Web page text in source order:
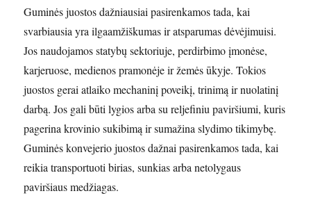
Guminės juostos dažniausiai pasirenkamos tada, kai
svarbiausia yra ilgaamžiškumas ir atsparumas dėvėjimuisi.
Jos naudojamos statybų sektoriuje, perdirbimo įmonėse,
karjeruose, medienos pramonėje ir žemės ūkyje. Tokios
juostos gerai atlaiko mechaninį poveikį, trinimą ir nuolatinį
darbą. Jos gali būti lygios arba su reljefiniu paviršiumi, kuris
pagerina krovinio sukibimą ir sumažina slydimo tikimybę.
Guminės konvejerio juostos dažnai pasirenkamos tada, kai
reikia transportuoti birias, sunkias arba netolygaus
paviršiaus medžiagas.